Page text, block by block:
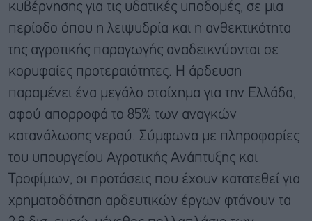
κυβέρνησης για τις υδατικές υποδομές, σε μια
περίοδο όπου η λειψυδρία και η ανθεκτικότητα
της αγροτικής παραγωγής αναδεικνύονται σε
κορυφαίες προτεραιότητες. Η άρδευση
παραμένει ένα μεγάλο στοίχημα για την Ελλάδα,
αφού απορροφά το 85% των αναγκών
κατανάλωσης νερού. Σύμφωνα με πληροφορίες
του υπουργείου Αγροτικής Ανάπτυξης και
Τροφίμων, οι προτάσεις που έχουν κατατεθεί για
χρηματοδότηση αρδευτικών έργων φτάνουν τα